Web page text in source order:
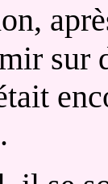
sur